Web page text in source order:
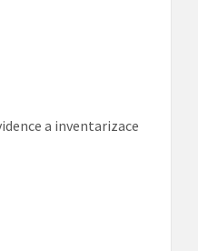
a inventarizace